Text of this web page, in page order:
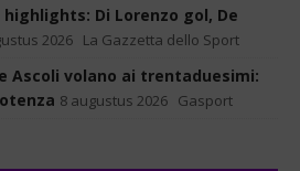
Di Lorenzo gol, De
2026 La Gazzetta dello Sport
Ascoli volano ai trentaduesimi:
8 augustus 2026 Gasport